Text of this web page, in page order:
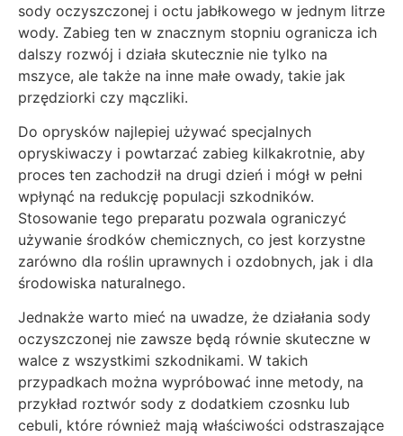
sody oczyszczonej i octu jabłkowego w jednym litrze
wody. Zabieg ten w znacznym stopniu ogranicza ich
dalszy rozwój i działa skutecznie nie tylko na
mszyce, ale także na inne małe owady, takie jak
przędziorki czy mączliki.
Do oprysków najlepiej używać specjalnych
opryskiwaczy i powtarzać zabieg kilkakrotnie, aby
proces ten zachodził na drugi dzień i mógł w pełni
wpłynąć na redukcję populacji szkodników.
Stosowanie tego preparatu pozwala ograniczyć
używanie środków chemicznych, co jest korzystne
zarówno dla roślin uprawnych i ozdobnych, jak i dla
środowiska naturalnego.
Jednakże warto mieć na uwadze, że działania sody
oczyszczonej nie zawsze będą równie skuteczne w
walce z wszystkimi szkodnikami. W takich
przypadkach można wypróbować inne metody, na
przykład roztwór sody z dodatkiem czosnku lub
cebuli, które również mają właściwości odstraszające